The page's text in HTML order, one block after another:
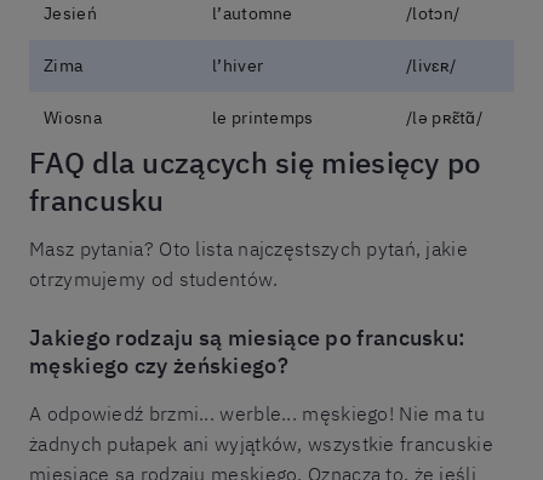
Jesień l’automne /lotɔn/
Zima l’hiver /livɛʀ/
Wiosna le printemps /lə pʀɛ̃tɑ̃/
FAQ dla uczących się miesięcy po
francusku
Masz pytania? Oto lista najczęstszych pytań, jakie
otrzymujemy od studentów.
Jakiego rodzaju są miesiące po francusku:
męskiego czy żeńskiego?
A odpowiedź brzmi... werble... męskiego! Nie ma tu
żadnych pułapek ani wyjątków, wszystkie francuskie
miesiące są rodzaju męskiego. Oznacza to, że jeśli